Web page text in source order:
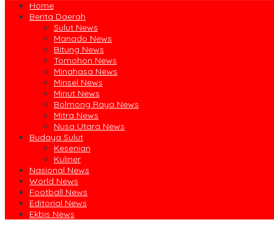
Home
Berita Daerah
Sulut News
Manado News
Bitung News
Tomohon News
Minahasa News
Minsel News
Minut News
Bolmong Raya News
Mitra News
Nusa Utara News
Budaya Sulut
Kesenian
Kuliner
Nasional News
World News
Football News
Editorial News
Ekbis News